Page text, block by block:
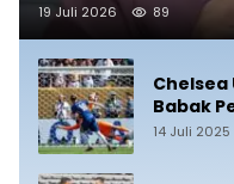
19 Juli 2026 89
Chelsea
Babak
14 Juli 2025